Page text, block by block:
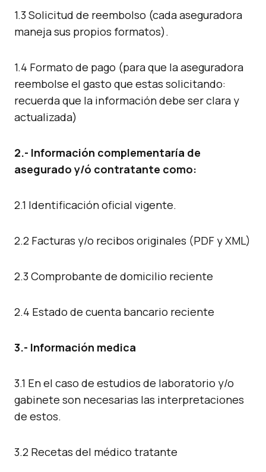
1.3 Solicitud de reembolso (cada aseguradora
maneja sus propios formatos).
1.4 Formato de pago (para que la aseguradora
reembolse el gasto que estas solicitando:
recuerda que la información debe ser clara y
actualizada)
2.- Información complementaría de
asegurado y/ó contratante como:
2.1 Identificación oficial vigente.
2.2 Facturas y/o recibos originales (PDF y XML)
2.3 Comprobante de domicilio reciente
2.4 Estado de cuenta bancario reciente
3.- Información medica
3.1 En el caso de estudios de laboratorio y/o
gabinete son necesarias las interpretaciones
de estos.
3.2 Recetas del médico tratante